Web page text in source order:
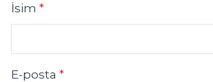
İsim *
E-posta *